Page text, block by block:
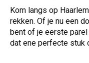
Kom langs op
rekken. Of je nu een
bent of je eerste
dat ene perfecte stuk